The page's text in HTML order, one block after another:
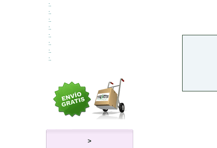
:.
:.
:.
:.
:.
:.
:.
:.
>